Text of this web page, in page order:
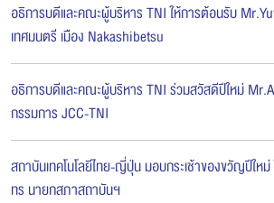
อธิการบดีและคณะผู้บริหาร TNI ให้การต้อนรับ
เทศมนตรี เมือง Nakashibetsu
อธิการบดีและคณะผู้บริหาร TNI ร่วมสวัสดีปีใหม่
กรรมการ JCC-TNI
สถาบันเทคโนโลยีไทย-ญี่ปุ่น มอบกระเช้าของขวัญปีใ
ทร นายกสภาสถาบันฯ